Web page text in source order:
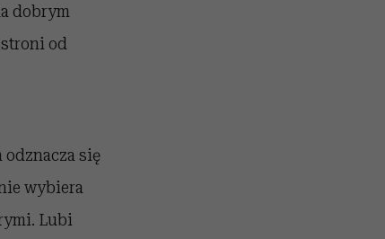
dobrym
od
odznacza się
wybiera
Lubi